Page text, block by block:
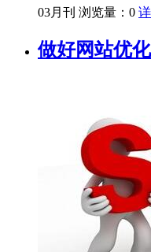
03月刊 浏览量：0
做好网站优